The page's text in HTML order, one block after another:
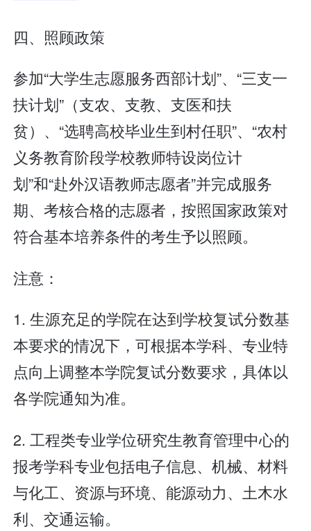
四、照顾政策
参加“大学生志愿服务西部计划”、“三支一
扶计划”（支农、支教、支医和扶
贫）、“选聘高校毕业生到村任职”、“农村
义务教育阶段学校教师特设岗位计
划”和“赴外汉语教师志愿者”并完成服务
期、考核合格的志愿者，按照国家政策对
符合基本培养条件的考生予以照顾。
注意：
1. 生源充足的学院在达到学校复试分数基
本要求的情况下，可根据本学科、专业特
点向上调整本学院复试分数要求，具体以
各学院通知为准。
2. 工程类专业学位研究生教育管理中心的
报考学科专业包括电子信息、机械、材料
与化工、资源与环境、能源动力、土木水
利、交通运输。